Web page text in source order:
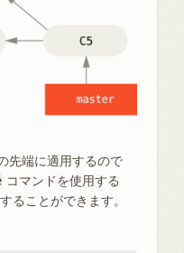
先端に適用するので
コマンドを使用する
ることができます。